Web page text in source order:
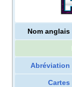
Nom anglais
Abréviation
Cartes